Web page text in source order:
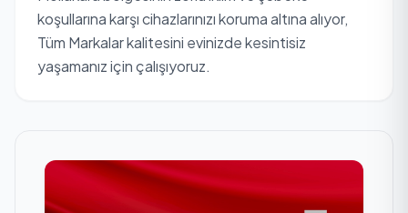
koşullarına karşı cihazlarınızı koruma altına alıyor,
Tüm Markalar kalitesini evinizde kesintisiz
yaşamanız için çalışıyoruz.